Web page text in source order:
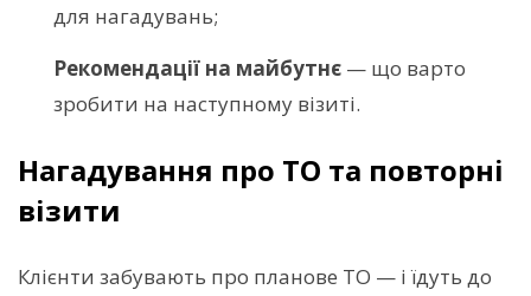
для нагадувань;
Рекомендації на майбутнє — що варто
зробити на наступному візиті.
Нагадування про ТО та повторні
візити
Клієнти забувають про планове ТО — і їдуть до